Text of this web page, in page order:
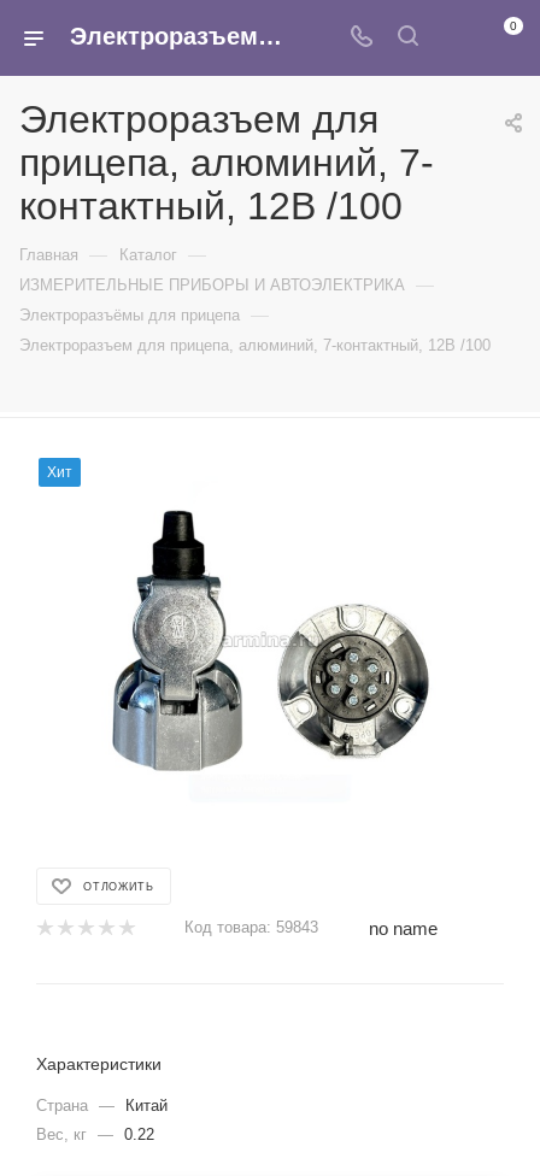
Электроразъем для прицепа, алюминий, 7-контактный, 12В /100 - купить в интернет-магазине Армина 0
Электроразъем для
прицепа, алюминий, 7-
контактный, 12В /100
Главная — Каталог —
ИЗМЕРИТЕЛЬНЫЕ ПРИБОРЫ И АВТОЭЛЕКТРИКА —
Электроразъёмы для прицепа —
Электроразъем для прицепа, алюминий, 7-контактный, 12В /100
Хит
ОТЛОЖИТЬ
Код товара: 59843 no name
Характеристики
Страна —
Китай
Вес, кг — 0.22